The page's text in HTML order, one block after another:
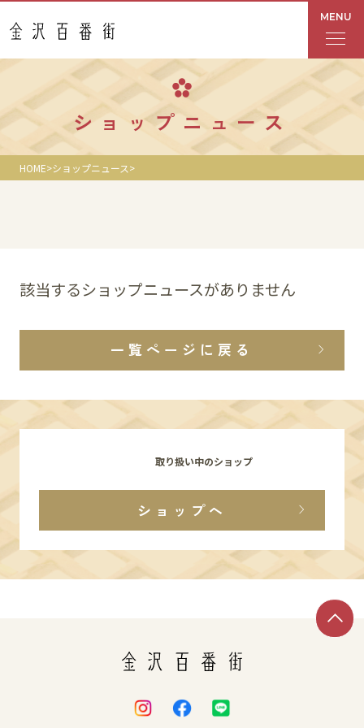
MENU
フロアガイド
あんと
Rinto
ショップニュース
イベント
館内サービス
施設からのお知らせ
スタッフ募集
ショップニュース
HOME ショップニュース
該当するショップニュースがありません
一覧ページに戻る
取り扱い中のショップ
ショップへ